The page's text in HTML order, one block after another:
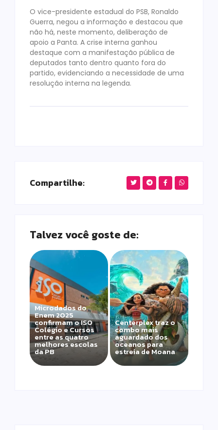
O vice-presidente estadual do PSB, Ronaldo
Guerra, negou a informação e destacou que
não há, neste momento, deliberação de
apoio a Panta. A crise interna ganhou
destaque com a manifestação pública de
deputados tanto dentro quanto fora do
partido, evidenciando a necessidade de uma
resolução interna na legenda.
Compartilhe:
Talvez você goste de:
Microdados do
Enem 2025
confirmam o ISO
Colégio e Cursos
entre as quatro
melhores escolas
da PB
Centerplex traz o
combo mais
aguardado dos
oceanos para
estreia de Moana